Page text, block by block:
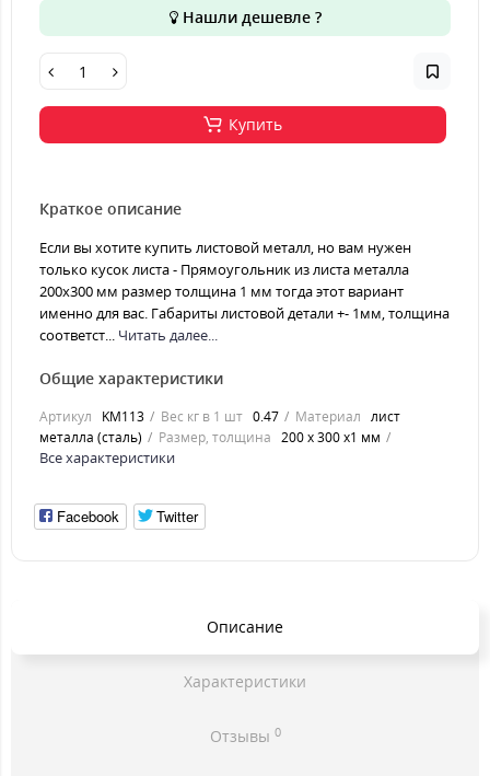
Нашли дешевле ?
Купить
Краткое описание
Если вы хотите купить листовой металл, но вам нужен
только кусок листа - Прямоугольник из листа металла
200х300 мм размер толщина 1 мм тогда этот вариант
именно для вас. Габариты листовой детали +- 1мм, толщина
соответст... Читать далее...
Общие характеристики
Артикул KM113 Вес кг в 1 шт 0.47 Материал лист
металла (сталь)
Размер, толщина 200 х 300 х1 мм
Все характеристики
Facebook Twitter
Описание
Характеристики
Отзывы 0